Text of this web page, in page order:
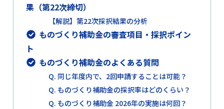
果（第22次締切）
【解説】第22次採択結果の分析
ものづくり補助金の審査項目・採択ポイン
ト
ものづくり補助金のよくある質問
Q. 同じ年度内で、2回申請することは可能？
Q. ものづくり補助金の採択率はどのくらい？
Q. ものづくり補助金 2026年の実施は何回？